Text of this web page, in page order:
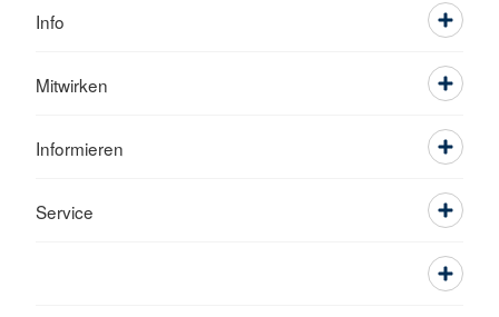
Info
Mitwirken
Informieren
Service